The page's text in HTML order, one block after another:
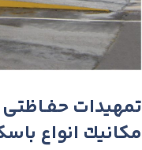
تمهیدات
مكانیك انواع